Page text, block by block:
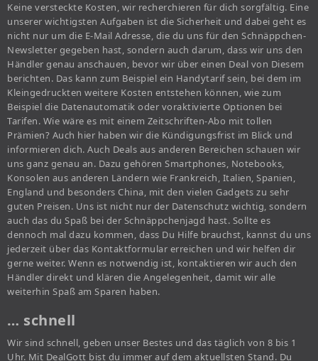
Keine versteckte Kosten, wir recherchieren für dich sorgfältig. Eine
unserer wichtigsten Aufgaben ist die Sicherheit und dabei geht es
nicht nur um die E-Mail Adresse, die du uns für den Schnäppchen-
Newsletter gegeben hast, sondern auch darum, dass wir uns den
Händler genau anschauen, bevor wir über einen Deal von Diesem
berichten. Das kann zum Beispiel ein Handytarif sein, bei dem im
Kleingedruckten weitere Kosten entstehen können, wie zum
Beispiel die Datenautomatik oder voraktivierte Optionen bei
Tarifen. Wie wäre es mit einem Zeitschriften-Abo mit tollen
Prämien? Auch hier haben wir die Kündigungsfrist im Blick und
informieren dich. Auch Deals aus anderen Bereichen schauen wir
uns ganz genau an. Dazu gehören Smartphones, Notebooks,
Konsolen aus anderen Ländern wie Frankreich, Italien, Spanien,
England und besonders China, mit den vielen Gadgets zu sehr
guten Preisen. Uns ist nicht nur der Datenschutz wichtig, sondern
auch das du Spaß bei der Schnäppchenjagd hast. Sollte es
dennoch mal dazu kommen, dass Du Hilfe brauchst, kannst du uns
jederzeit über das Kontaktformular erreichen und wir helfen dir
gerne weiter. Wenn es notwendig ist, kontaktieren wir auch den
Händler direkt und klären die Angelegenheit, damit wir alle
weiterhin Spaß am Sparen haben.
… schnell
Wir sind schnell, geben unser Bestes und das täglich von 8 bis 1
Uhr. Mit DealGott bist du immer auf dem aktuellsten Stand. Du